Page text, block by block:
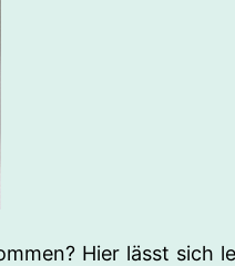
Hier lässt sich